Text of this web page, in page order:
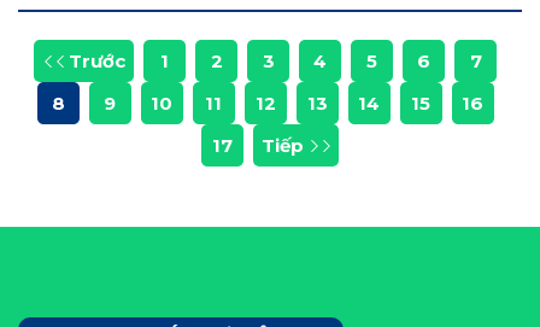
Trước 1 2 3 4 5 6
7
8
9 10 11 12 13 14 15
16
17
Tiếp